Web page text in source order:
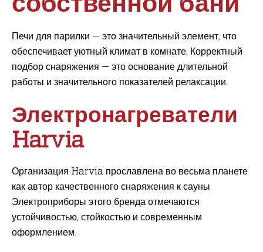
Печи для парилки — это значительный элемент, что
обеспечивает уютный климат в комнате. Корректный
подбор снаряжения — это основание длительной
работы и значительного показателей релаксации.
Электронагреватели
Harvia
Организация Harvia прославлена во весьма планете
как автор качественного снаряжения к сауны.
Электроприборы этого бренда отмечаются
устойчивостью, стойкостью и современным
оформлением.